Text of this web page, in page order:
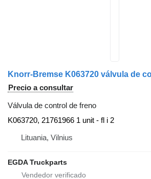
Precio a consultar
Válvula de control de freno
K063720, 21761966 1 unit - fl i 2
Lituania, Vilnius
EGDA Truckparts